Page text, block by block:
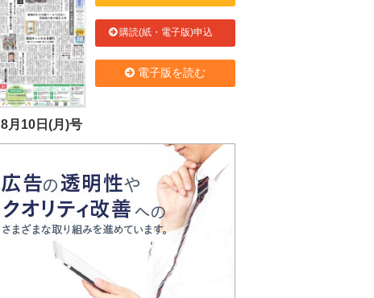
8月10日(月)号
購読(紙・電子版)申込
電子版を読む